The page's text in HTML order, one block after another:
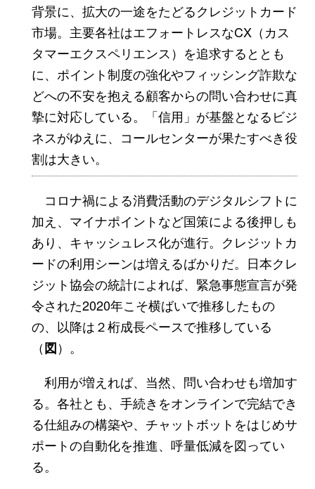
背景に、拡大の一途をたどるクレジットカード
市場。主要各社はエフォートレスなCX（カス
タマーエクスペリエンス）を追求するととも
に、ポイント制度の強化やフィッシング詐欺な
どへの不安を抱える顧客からの問い合わせに真
摯に対応している。「信用」が基盤となるビジ
ネスがゆえに、コールセンターが果たすべき役
割は大きい。
コロナ禍による消費活動のデジタルシフトに
加え、マイナポイントなど国策による後押しも
あり、キャッシュレス化が進行。クレジットカ
ードの利用シーンは増えるばかりだ。日本クレ
ジット協会の統計によれば、緊急事態宣言が発
令された2020年こそ横ばいで推移したもの
の、以降は２桁成長ペースで推移している
（図）。
利用が増えれば、当然、問い合わせも増加す
る。各社とも、手続きをオンラインで完結でき
る仕組みの構築や、チャットボットをはじめサ
ポートの自動化を推進、呼量低減を図ってい
る。